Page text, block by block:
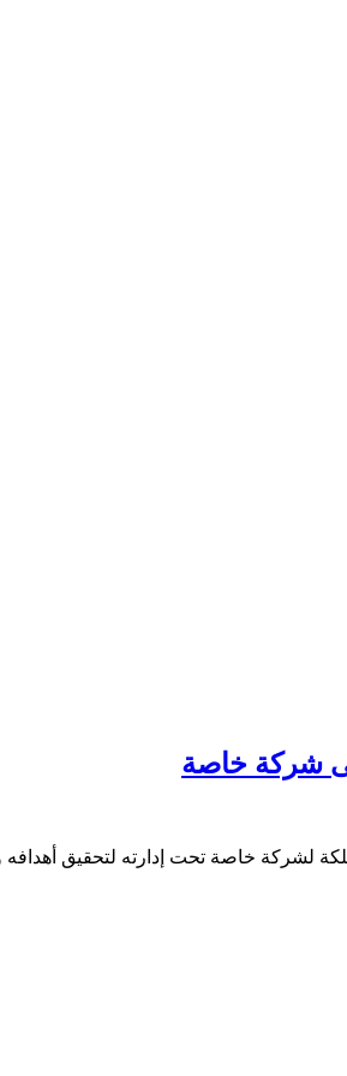
شركة خاصة